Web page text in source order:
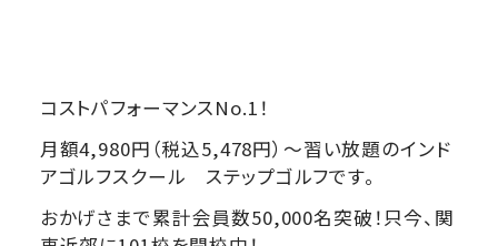
コストパフォーマンスNo.1！
月額4,980円（税込5,478円）～習い放題のインド
アゴルフスクール ステップゴルフです。
おかげさまで累計会員数50,000名突破！只今、関